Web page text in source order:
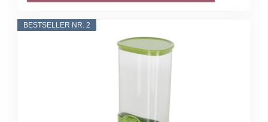
BESTSELLER NR. 2